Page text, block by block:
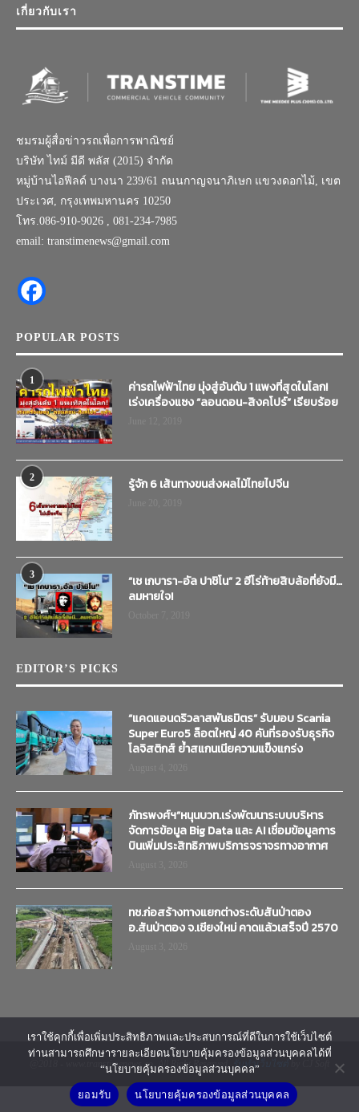
เกี่ยวกับเรา
ชมรมผู้สื่อข่าวรถเพื่อการพาณิชย์
บริษัท ไทม์ มีดี พลัส (2015) จำกัด
หมู่บ้านไอฟีลด์ บางนา 239/61 ถนนกาญจนาภิเษก แขวงดอกไม้, เขต
ประเวศ, กรุงเทพมหานคร 10250
โทร.086-910-9026 , 081-234-7985
email: transtimenews@gmail.com
POPULAR POSTS
1
ค่ารถไฟฟ้าไทย มุ่งสู่อันดับ 1 แพงที่สุดในโลก!
เร่งเครื่องแซง “ลอนดอน-สิงคโปร์” เรียบร้อย
2 รู้จัก 6 เส้นทางขนส่งผลไม้ไทยไปจีน
3
“เช เกบารา-อัล ปาชิโน” 2 ฮีโร่ท้ายสิบล้อที่ยังมี…
ลมหายใจ!
EDITOR’S PICKS
“แคดแอนดริวลาสพันธมิตร” รับมอบ Scania
Super Euro5 ล็อตใหญ่ 40 คันที่รองรับธุรกิจ
โลจิสติกส์ ย้ำสแกนเนียความแข็งแกร่ง
ภัทรพงศ์ฯ”หนุนบวท.เร่งพัฒนาระบบบริหาร
จัดการข้อมูล Big Data และ AI เชื่อมข้อมูลการ
บินเพิ่มประสิทธิภาพบริการจราจรทางอากาศ
ทช.ก่อสร้างทางแยกต่างระดับสันป่าตอง
อ.สันป่าตอง จ.เชียงใหม่ คาดแล้วเสร็จปี 2570
@2018 - www.transtimenews.co. All Right Reserved. รับทำเว็บไซต์
เราใช้คุกกี้เพื่อเพิ่มประสิทธิภาพและประสบการณ์ที่ดีในการใช้เว็บไซต์
ท่านสามารถศึกษารายละเอียดนโยบายคุ้มครองข้อมูลส่วนบุคคลได้ที่
“นโยบายคุ้มครองข้อมูลส่วนบุคคล”
ยอมรับ นโยบายคุ้มครองข้อมูลส่วนบุคคล